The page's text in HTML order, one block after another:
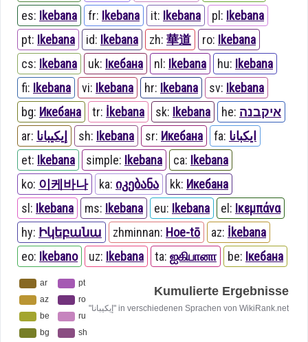
es: Ikebana fr: Ikebana it: Ikebana pl: Ikebana
pt: Ikebana id: Ikebana zh: 華道 ro: Ikebana
cs: Ikebana uk: Ікебана nl: Ikebana hu: Ikebana
fi: Ikebana vi: Ikebana hr: Ikebana sv: Ikebana
bg: Икебана tr: İkebana sk: Ikebana he: איקבנה
ar: إيكيبانا sh: Ikebana sr: Икебана fa: ایکبانا
et: Ikebana simple: Ikebana ca: Ikebana
ko: 이케바나 ka: იკებანა kk: Икебана
sl: Ikebana ms: Ikebana eu: Ikebana el: Ικεμπάνα
hy: Իկեբանա zhminnan: Hoe-tō az: İkebana
eo: Ikebano uz: Ikebana ta: ஐகிபானா be: Ікебана